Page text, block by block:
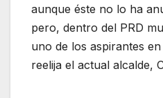
aunque éste no lo ha
pero, dentro del PRD
uno de los aspirantes
reelija el actual alcalde,